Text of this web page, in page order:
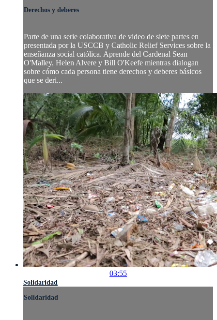
Derechos y deberes
Parte de una serie colaborativa de video de siete partes en
presentada por la USCCB y Catholic Relief Services sobre la
enseñanza social católica. Aprende del Cardenal Sean
O'Malley, Helen Alvere y Bill O'Keefe mientras dialogan
sobre cómo cada persona tiene derechos y deberes básicos
que se deri...
03:55
Solidaridad
Solidaridad